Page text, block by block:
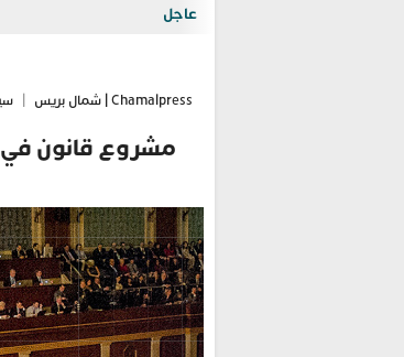
عاجل
Chamalpress | شمال بريس
مشروع قانون في